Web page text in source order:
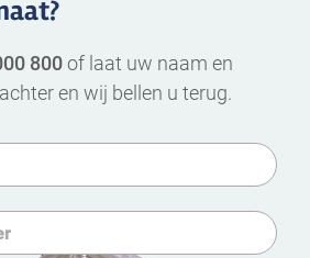
800of laat uw naam en
en wij bellen u terug.